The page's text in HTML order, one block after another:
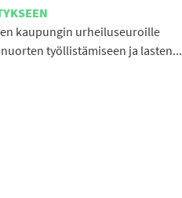
kaupungin urheiluseuroille
työllistämiseen ja lasten...
mukaan: Koko Seinäjoki